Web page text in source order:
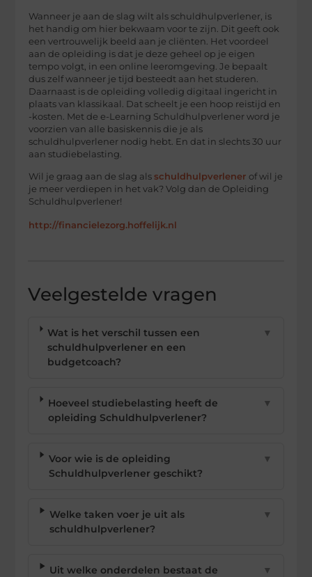
Wanneer je aan de slag wilt als schuldhulpverlener, is
het handig om hier bekwaam voor te zijn. Dit geeft ook
een vertrouwelijk beeld aan je cliënten. Het voordeel
aan de opleiding is dat je deze geheel op je eigen
tempo volgt, in een online leeromgeving. Je bepaalt
dus zelf wanneer je tijd besteedt aan het studeren.
Daarnaast is de opleiding volledig digitaal ingericht in
plaats van klassikaal. Dat scheelt je een hoop reistijd en
-kosten. Met de e-Learning Schuldhulpverlener word je
voorzien van alle basiskennis die je als
schuldhulpverlener nodig hebt. En dat in slechts 30 uur
aan studiebelasting.
Wil je graag aan de slag alsschuldhulpverlener of wil je
je meer verdiepen in het vak? Volg dan de Opleiding
Schuldhulpverlener!
http://financielezorg.hoffelijk.nl
Veelgestelde vragen
Wat is het verschil tussen een
schuldhulpverlener en een
budgetcoach?
▼
Hoeveel studiebelasting heeft de
opleiding Schuldhulpverlener?
▼
Voor wie is de opleiding
Schuldhulpverlener geschikt?
▼
Welke taken voer je uit als
schuldhulpverlener?
▼
Uit welke onderdelen bestaat de
▼